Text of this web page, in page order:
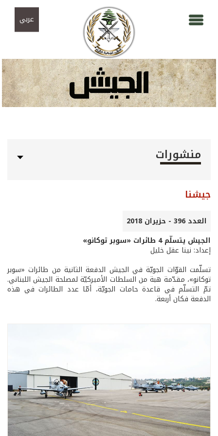
عربي
منشورات
جيشنا
العدد 396 - حزيران 2018
الجيش يتسلّم 4 طائرات «سوبر توكانو»
إعداد: نينا عقل خليل
تسلّمت القوّات الجويّة في الجيش الدفعة الثانية من طائرات «سوبر
توكانو»، مقدّمة هبة من السلطات الأميركيّة لمصلحة الجيش اللبناني.
تمّ التسلّم في قاعدة حامات الجويّة، أمّا عدد الطائرات في هذه
الدفعة فكان أربعة.